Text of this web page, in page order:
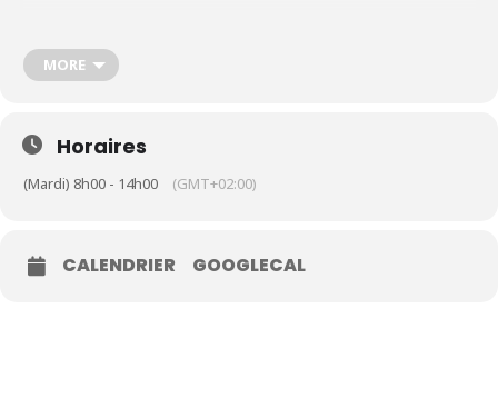
MORE
Horaires
(Mardi) 8h00 - 14h00 (GMT+02:00)
CALENDRIER GOOGLECAL
Nos tarifs
Contacts
Réservez une partie
Découvrir le golf
Séminaire & restauration